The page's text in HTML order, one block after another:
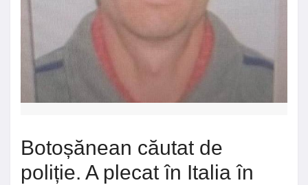
Botoșănean căutat de
poliție. A plecat în Italia în